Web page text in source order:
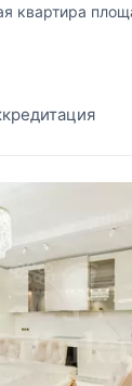
квартира
для